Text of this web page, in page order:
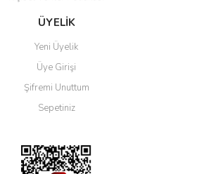
ÜYELİK
Yeni Üyelik
Üye Girişi
Şifremi Unuttum
Sepetiniz